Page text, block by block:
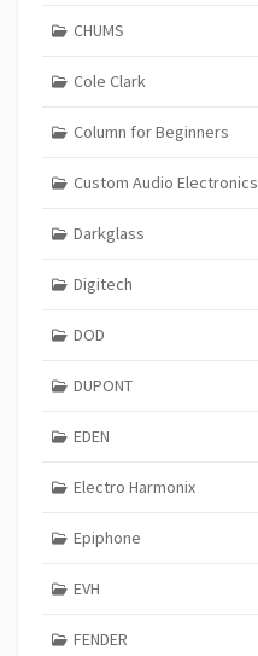
CHUMS
Cole Clark
Column for Beginners
Custom Audio Electronics
Darkglass
Digitech
DOD
DUPONT
EDEN
Electro Harmonix
Epiphone
EVH
FENDER